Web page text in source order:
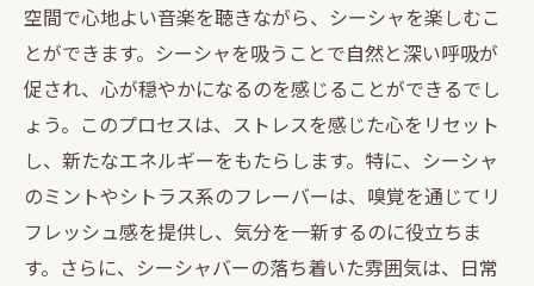
空間で心地よい音楽を聴きながら、シーシャを楽しむこ
とができます。シーシャを吸うことで自然と深い呼吸が
促され、心が穏やかになるのを感じることができるでし
ょう。このプロセスは、ストレスを感じた心をリセット
し、新たなエネルギーをもたらします。特に、シーシャ
のミントやシトラス系のフレーバーは、嗅覚を通じてリ
フレッシュ感を提供し、気分を一新するのに役立ちま
す。さらに、シーシャバーの落ち着いた雰囲気は、日常